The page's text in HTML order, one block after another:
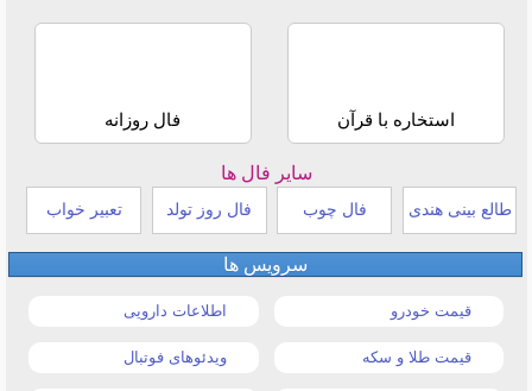
استخاره با قرآن فال روزانه
سایر فال ها
طالع بینی هندی فال چوب فال روز تولد تعبیر خواب
سرویس ها
قیمت خودرو اطلاعات دارویی
قیمت طلا و سکه ویدئوهای فوتبال